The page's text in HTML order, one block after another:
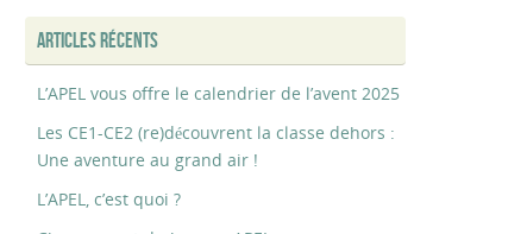
ARTICLES RÉCENTS
L’APEL vous offre le calendrier de l’avent 2025
Les CE1-CE2 (re)découvrent la classe dehors :
Une aventure au grand air !
L’APEL, c’est quoi ?